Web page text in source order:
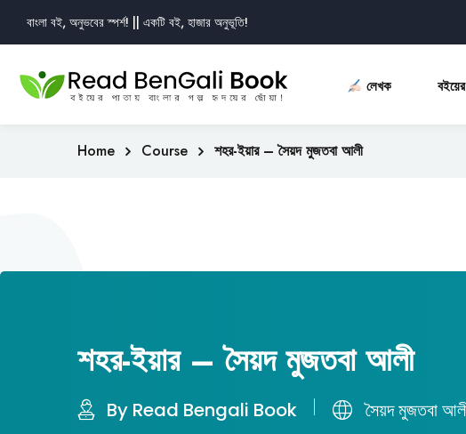
বাংলা বই, অনুভবের স্পর্শ! || একটি বই, হাজার অনুভূতি!
লেখক
Home Course শহর-ইয়ার – সৈয়দ মুজতবা আলী
শহর-ইয়ার – সৈয়দ মুজতবা আলী
By Read Bengali Book সৈয়দ মুজতবা